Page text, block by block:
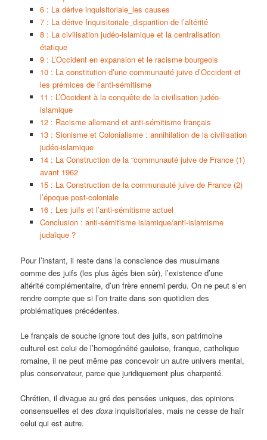
6 : La dérive inquisitoriale_les causes
7 : La dérive Inquisitoriale_disparition de l’altérité
8 : La civilisation judéo-islamique et la centralisation
étatique
9 : L’Occident en expansion et le racisme bourgeois
10 : La constitution d’une communauté juive d’Occident et
les prémices de l’anti-sémitisme
11 : L’Occident à la conquête de la civilisation judéo-
islamique
12 : Racisme allemand et anti-sémitisme français
13 : Sionisme et Colonialisme : annihilation de la civilisation
judéo-islamique
14 : La Construction de la “communauté juive de France (1)
avant 1962
15 : La Construction de la communauté juive de France (2)
l’époque post-coloniale
16 : Les juifs et l’anti-sémitisme actuel
Conclusion : anti-sémitisme islamique/anti-islamisme
judaïque ?
Pour l’instant, il reste dans la conscience des musulmans
comme des juifs (les plus âgés bien sûr), l’existence d’une
altérité complémentaire, d’un frère ennemi perdu. On ne peut s’en
rendre compte que si l’on traite dans son quotidien des
problématiques précédentes.
Le français de souche ignore tout des juifs, son patrimoine
culturel est celui de l’homogénéité gauloise, franque, catholique
romaine, il ne peut même pas concevoir un autre univers mental,
plus conservateur, parce que juridiquement plus charpenté.
Chrétien, il divague au gré des pensées uniques, des opinions
consensuelles et desdoxa inquisitoriales, mais ne cesse de haïr
celui qui est autre.